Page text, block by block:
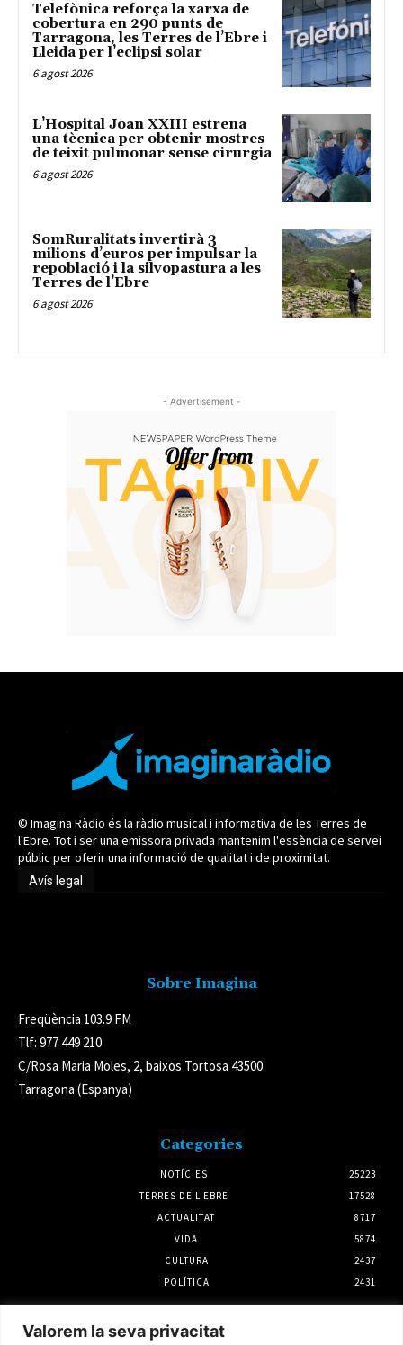
Valorem la seva privacitat
Telefònica reforça la xarxa de
cobertura en 290 punts de
Tarragona, les Terres de l’Ebre i
Lleida per l’eclipsi solar
6 agost 2026
L’Hospital Joan XXIII estrena
una tècnica per obtenir mostres
de teixit pulmonar sense cirurgia
6 agost 2026
SomRuralitats invertirà 3
milions d’euros per impulsar la
repoblació i la silvopastura a les
Terres de l’Ebre
6 agost 2026
- Advertisement -
© Imagina Ràdio és la ràdio musical i informativa de les Terres de
l'Ebre. Tot i ser una emissora privada mantenim l'essència de servei
públic per oferir una informació de qualitat i de proximitat.
Avís legal
Sobre Imagina
Freqüència 103.9 FM
Tlf: 977 449 210
C/Rosa Maria Moles, 2, baixos Tortosa 43500
Tarragona (Espanya)
Categories
NOTÍCIES
25223
TERRES DE L'EBRE
17528
ACTUALITAT
8717
VIDA
5874
CULTURA
2437
POLÍTICA
2431